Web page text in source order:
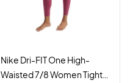
Nike Dri-FIT One High-
Waisted 7/8 Women Tights